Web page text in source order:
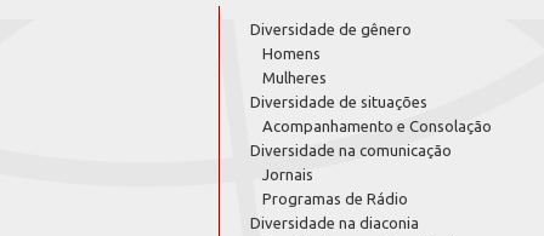
Diversidade de gênero
Homens
Mulheres
Diversidade de situações
Acompanhamento e Consolação
Diversidade na comunicação
Jornais
Programas de Rádio
Diversidade na diaconia